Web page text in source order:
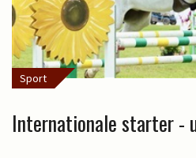
Sport
Internationale starter -